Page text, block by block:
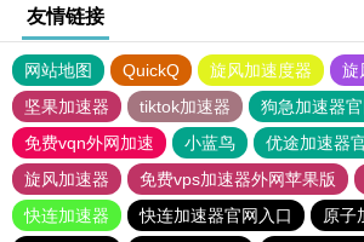
友情链接
网站地图 QuickQ 旋风加速度器
旋
坚果加速器
tiktok加速器
狗急加速器
免费vqn外网加速
小蓝鸟 优途加速器
旋风加速器
免费vps加速器外网苹果版
快连加速器
快连加速器官网入口 原子